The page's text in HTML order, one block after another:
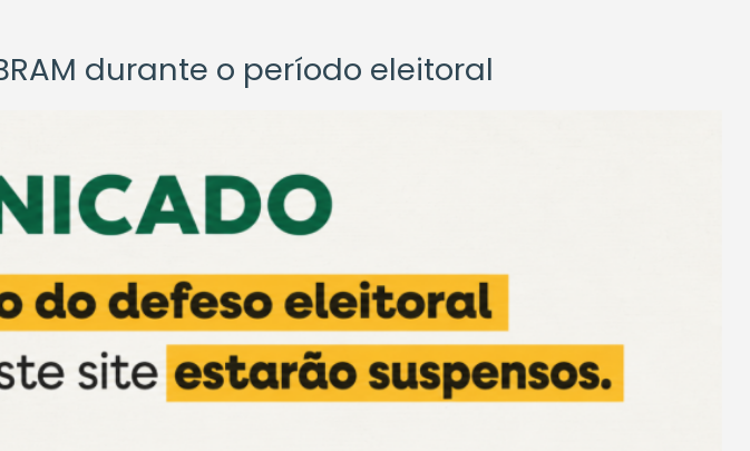
durante o período eleitoral